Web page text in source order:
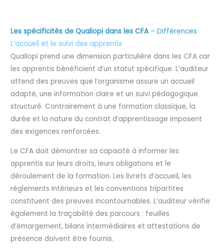
Les spécificités de Qualiopi dans les CFA– Différences
L’accueil et le suivi des apprentis
Qualiopi prend une dimension particulière dans les CFA car
les apprentis bénéficient d’un statut spécifique. L’auditeur
attend des preuves que l’organisme assure un accueil
adapté, une information claire et un suivi pédagogique
structuré. Contrairement à une formation classique, la
durée et la nature du contrat d’apprentissage imposent
des exigences renforcées.
Le CFA doit démontrer sa capacité à informer les
apprentis sur leurs droits, leurs obligations et le
déroulement de la formation. Les livrets d’accueil, les
règlements intérieurs et les conventions tripartites
constituent des preuves incontournables. L’auditeur vérifie
également la traçabilité des parcours : feuilles
d’émargement, bilans intermédiaires et attestations de
présence doivent être fournis.